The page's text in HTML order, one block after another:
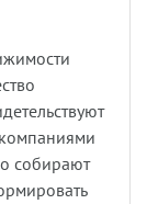
собирают